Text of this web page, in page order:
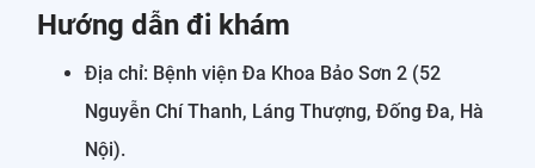
Hướng dẫn đi khám
Địa chỉ: Bệnh viện Đa Khoa Bảo Sơn 2 (52
Nguyễn Chí Thanh, Láng Thượng, Đống Đa, Hà
Nội).